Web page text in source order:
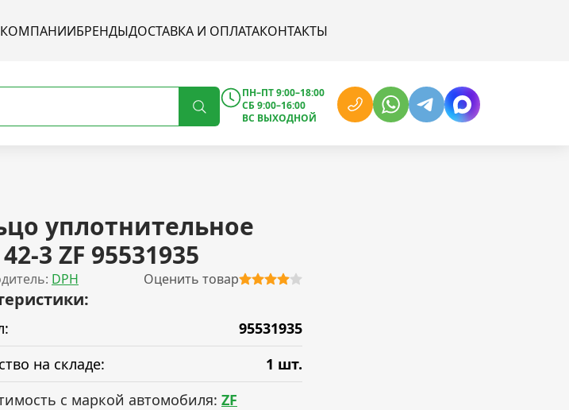
БРЕНДЫДОСТАВКА И ОПЛАТАКОНТАКТЫ
ПН–ПТ 9:00–18:00
СБ 9:00–16:00
ВС ВЫХОДНОЙ
уплотнительное
3 ZF 95531935
DPH Оценить товар
95531935
на складе:
1 шт.
с маркой автомобиля: ZF